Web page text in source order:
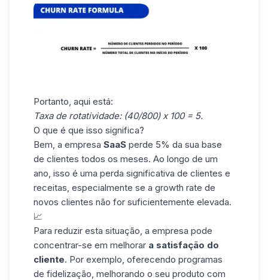
Portanto, aqui está:
Taxa de rotatividade: (40/800) x 100 = 5.
O que é que isso significa?
Bem, a empresa SaaS perde 5% da sua base
de clientes todos os meses. Ao longo de um
ano, isso é uma perda significativa de clientes e
receitas, especialmente se a growth rate de
novos clientes não for suficientemente elevada.
📈
Para reduzir esta situação, a empresa pode
concentrar-se em melhorar a satisfação do
cliente. Por exemplo, oferecendo programas
de fidelização, melhorando o seu produto com